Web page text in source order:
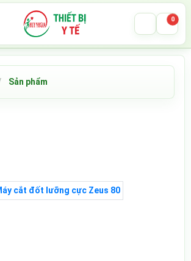
0
Sản phẩm